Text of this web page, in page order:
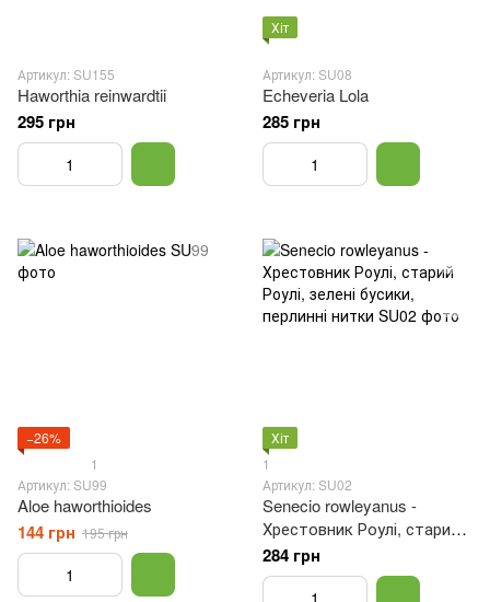
Артикул: SU155
Haworthia reinwardtii
295 грн
Хіт
Артикул: SU08
Echeveria Lola
285 грн
−26%
1
Артикул: SU99
Aloe haworthioides
144 грн 195 грн
Хіт
1
Артикул: SU02
Senecio rowleyanus -
Хрестовник Роулі, старий
Роулі, зелені бусики,
перлинні нитки
284 грн